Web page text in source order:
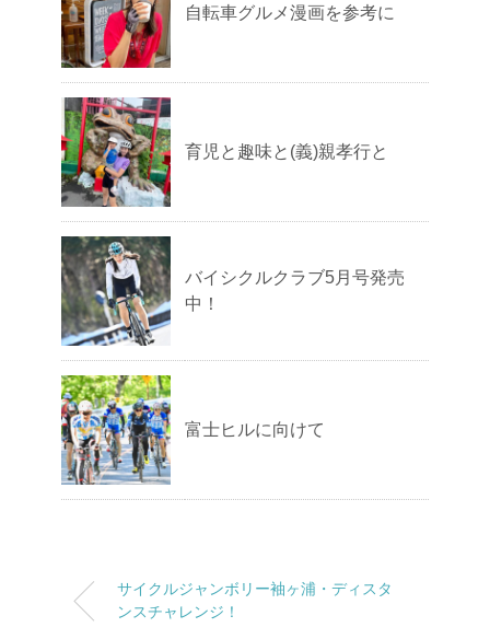
自転車グルメ漫画を参考に
育児と趣味と(義)親孝行と
バイシクルクラブ5月号発売
中！
富士ヒルに向けて
サイクルジャンボリー袖ヶ浦・ディスタ
ンスチャレンジ！